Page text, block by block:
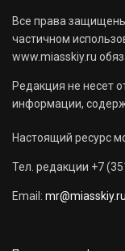
Все права
частичном
www.miasskiy.ru
Редакция не несет
информации,
Настоящий ресурс
Тел. редакции +7
Email: mr@miasskiy.ru